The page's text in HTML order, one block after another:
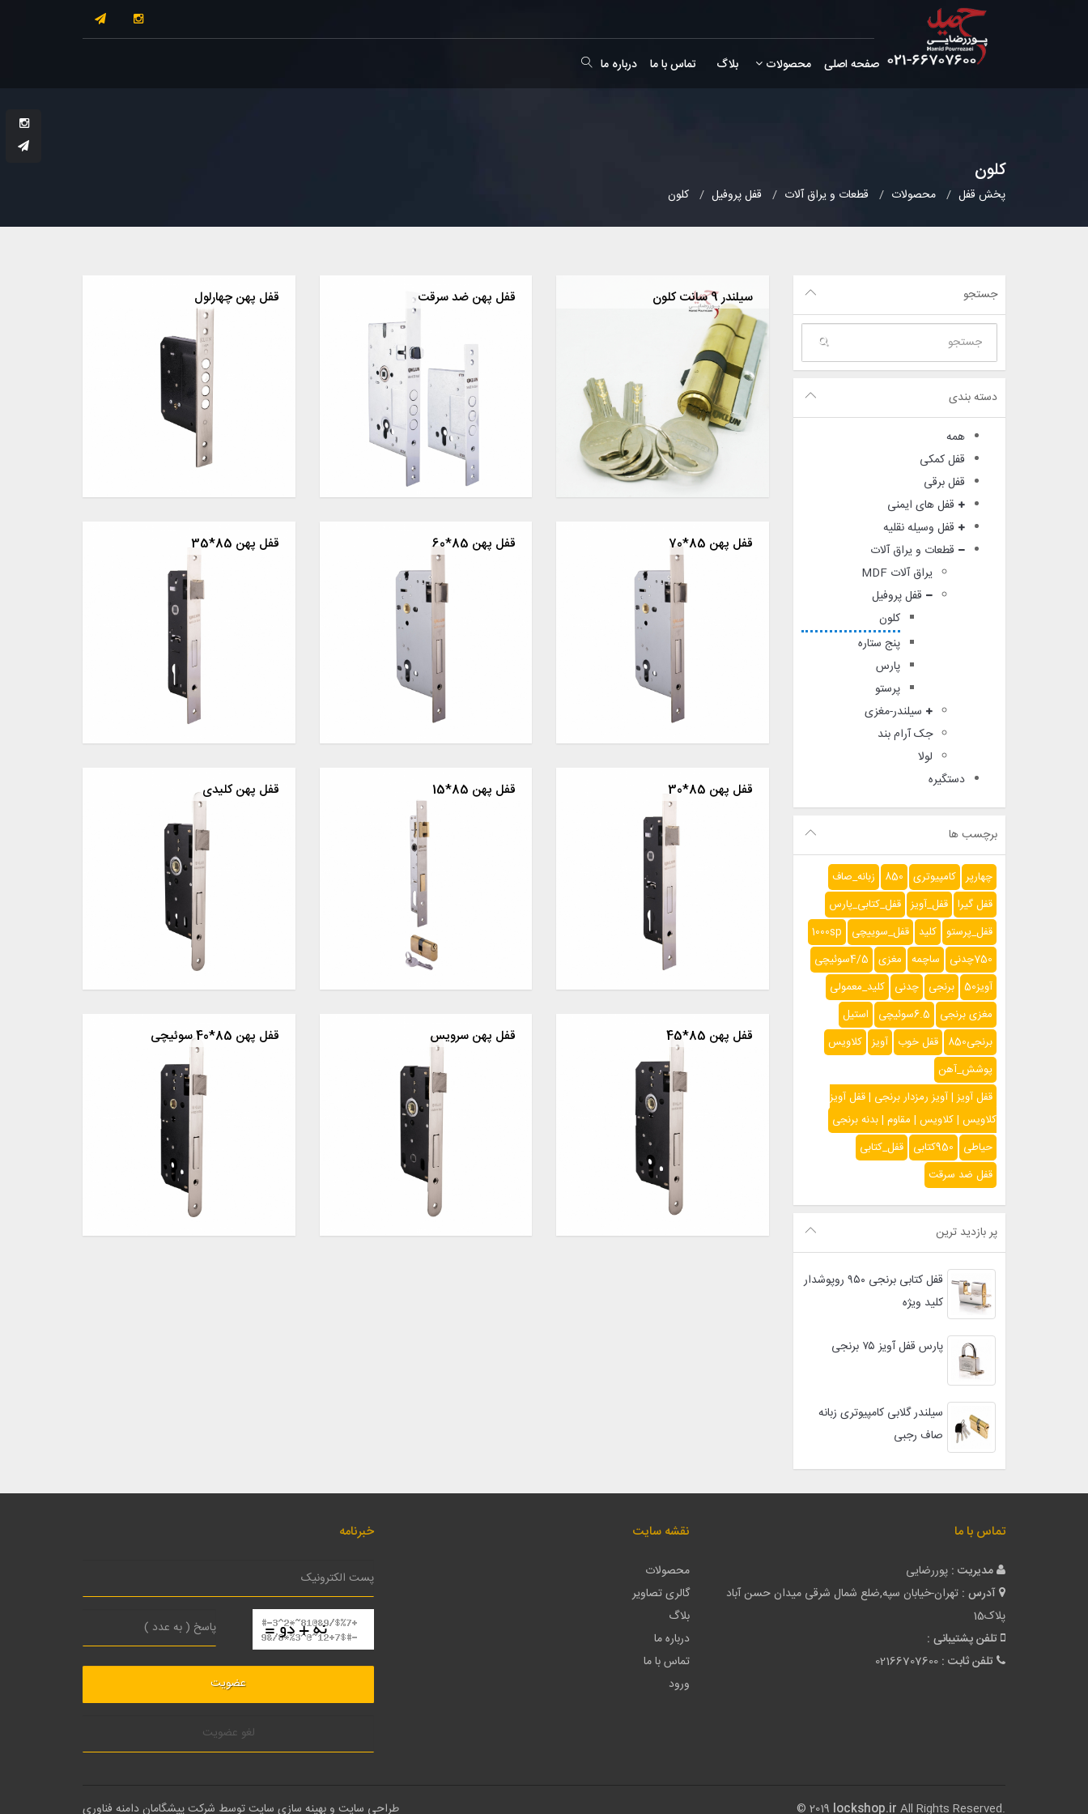
صفحه اصلی محصولات بلاگ تماس با ما درباره ما
کلون
پخش قفل محصولات قطعات و یراق آلات قفل پروفیل کلون
جستجو
دسته بندی
همه
قفل کمکی
قفل برقی
قفل های ایمنی
قفل وسیله نقلیه
قطعات و یراق آلات
یراق آلات MDF
قفل پروفیل
کلون
پنج ستاره
پارس
پرستو
سیلندر-مغزی
جک آرام بند
لولا
دستگیره
برچسب ها
چهارپر کامپیوتری 850
زبانه_صاف
قفل گیرا قفل_آویز قفل_کتابی_پارس
قفل_پرستو کلید قفل_سوییچی
1000sp
750چدنی
ساچمه مغزی 4/5سوئیچی
آویز50
برنجی چدنی کلید_معمولی
مغزی برنجی
6.5سوئیچی
استیل
برنجی850
قفل خوب آویز کلاویس
پوشش_آهن
قفل آویز | آویز رمزدار برنجی | قفل آویز
کلاویس | کلاویس | مقاوم | بدنه برنجی
حیاطی
950کتابی
قفل_کتابی
قفل ضد سرقت
پر بازدید ترین
قفل کتابی برنجی ۹۵۰ روپوشدار
کلید ویژه
پارس قفل آویز ۷۵ برنجی
سیلندر گلابی کامپیوتری زبانه
صاف رجبی
سیلندر 9 سانت کلون قفل پهن ضد سرقت قفل پهن چهارلول
قفل پهن 85*70 قفل پهن 85*60 قفل پهن 85*35
قفل پهن 85*30 قفل پهن 85*15 قفل پهن کلیدی
قفل پهن 85*45 قفل پهن سرویس قفل پهن 85*40 سوئیچی
تماس با ما
مدیریت : پوررضایی
آدرس : تهران-خیابان سپه,ضلع شمال شرقی میدان حسن آباد
پلاک15
تلفن پشتیبانی :
تلفن ثابت : 02166707600
نقشه سایت
محصولات
گالری تصاویر
بلاگ
درباره ما
تماس با ما
ورود
خبرنامه
لغو عضویت
© 2019 lockshop.ir All Rights Reserved. طراحی سایت و بهینه سازی سایت توسط شرکت پیشگامان دامنه فناوری